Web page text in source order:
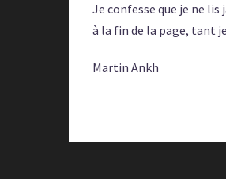
Je confesse que je ne
à la fin de la page, tant
Martin Ankh